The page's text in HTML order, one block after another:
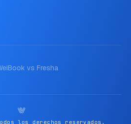
vs Fresha
los derechos reservados.